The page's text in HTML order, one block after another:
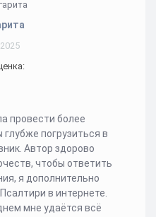
провести более
погрузиться в
Автор здорово
чтобы ответить
я дополнительно
в интернете.
мне удаётся всё